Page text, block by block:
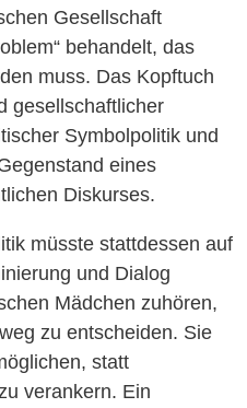
Gesellschaft
behandelt, das
muss. Das Kopftuch
gesellschaftlicher
Symbolpolitik und
eines
Diskurses.
müsste stattdessen auf
und Dialog
Mädchen zuhören,
zu entscheiden. Sie
statt
verankern. Ein